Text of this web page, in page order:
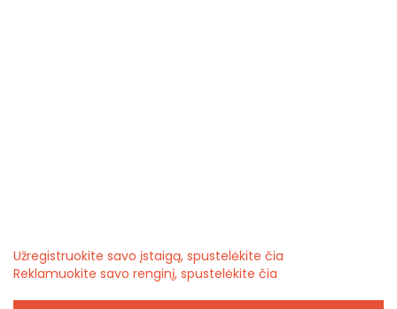
Užregistruokite savo įstaigą, spustelėkite čia
Reklamuokite savo renginį, spustelėkite čia